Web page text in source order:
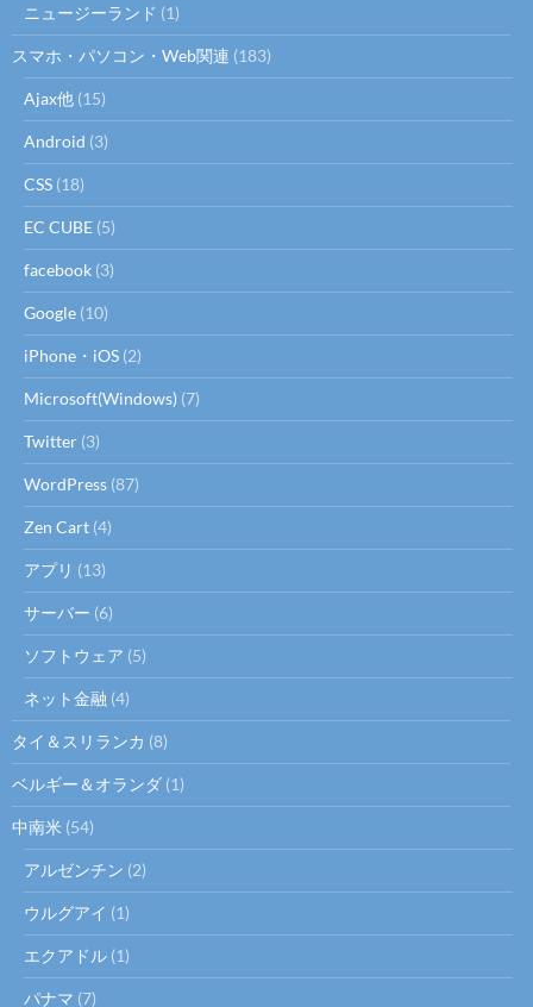
ニュージーランド (1)
スマホ・パソコン・Web関連 (183)
Ajax他 (15)
Android (3)
CSS (18)
EC CUBE (5)
facebook (3)
Google (10)
iPhone・iOS (2)
Microsoft(Windows) (7)
Twitter (3)
WordPress (87)
Zen Cart (4)
アプリ (13)
サーバー (6)
ソフトウェア (5)
ネット金融 (4)
タイ＆スリランカ (8)
ベルギー＆オランダ (1)
中南米 (54)
アルゼンチン (2)
ウルグアイ (1)
エクアドル (1)
パナマ (7)